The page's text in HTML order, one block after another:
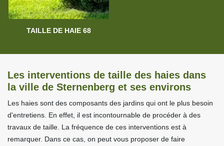
TAILLE DE HAIE 68
Les interventions de taille des haies dans
la ville de Sternenberg et ses environs
Les haies sont des composants des jardins qui ont le plus besoin
d'entretiens. En effet, il est incontournable de procéder à des
travaux de taille. La fréquence de ces interventions est à
remarquer. Dans ce cas, on peut vous proposer de faire